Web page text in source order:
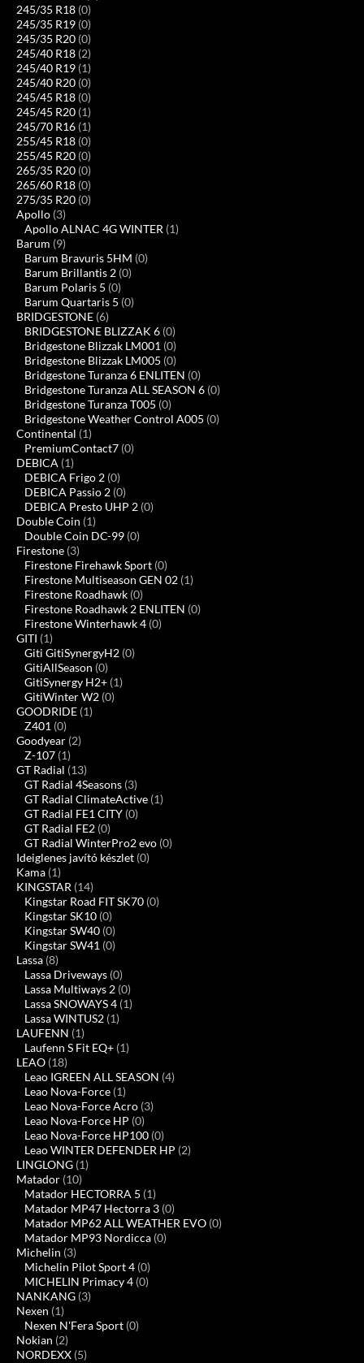
245/35 R18 (0)
245/35 R19 (0)
245/35 R20 (0)
245/40 R18 (2)
245/40 R19 (1)
245/40 R20 (0)
245/45 R18 (0)
245/45 R20 (1)
245/70 R16 (1)
255/45 R18 (0)
255/45 R20 (0)
265/35 R20 (0)
265/60 R18 (0)
275/35 R20 (0)
Apollo (3)
Apollo ALNAC 4G WINTER (1)
Barum (9)
Barum Bravuris 5HM (0)
Barum Brillantis 2 (0)
Barum Polaris 5 (0)
Barum Quartaris 5 (0)
BRIDGESTONE (6)
BRIDGESTONE BLIZZAK 6 (0)
Bridgestone Blizzak LM001 (0)
Bridgestone Blizzak LM005 (0)
Bridgestone Turanza 6 ENLITEN (0)
Bridgestone Turanza ALL SEASON 6 (0)
Bridgestone Turanza T005 (0)
Bridgestone Weather Control A005 (0)
Continental (1)
PremiumContact7 (0)
DEBICA (1)
DEBICA Frigo 2 (0)
DEBICA Passio 2 (0)
DEBICA Presto UHP 2 (0)
Double Coin (1)
Double Coin DC-99 (0)
Firestone (3)
Firestone Firehawk Sport (0)
Firestone Multiseason GEN 02 (1)
Firestone Roadhawk (0)
Firestone Roadhawk 2 ENLITEN (0)
Firestone Winterhawk 4 (0)
GITI (1)
Giti GitiSynergyH2 (0)
GitiAllSeason (0)
GitiSynergy H2+ (1)
GitiWinter W2 (0)
GOODRIDE (1)
Z401 (0)
Goodyear (2)
Z-107 (1)
GT Radial (13)
GT Radial 4Seasons (3)
GT Radial ClimateActive (1)
GT Radial FE1 CITY (0)
GT Radial FE2 (0)
GT Radial WinterPro2 evo (0)
Ideiglenes javító készlet (0)
Kama (1)
KINGSTAR (14)
Kingstar Road FIT SK70 (0)
Kingstar SK10 (0)
Kingstar SW40 (0)
Kingstar SW41 (0)
Lassa (8)
Lassa Driveways (0)
Lassa Multiways 2 (0)
Lassa SNOWAYS 4 (1)
Lassa WINTUS2 (1)
LAUFENN (1)
Laufenn S Fit EQ+ (1)
LEAO (18)
Leao IGREEN ALL SEASON (4)
Leao Nova-Force (1)
Leao Nova-Force Acro (3)
Leao Nova-Force HP (0)
Leao Nova-Force HP100 (0)
Leao WINTER DEFENDER HP (2)
LINGLONG (1)
Matador (10)
Matador HECTORRA 5 (1)
Matador MP47 Hectorra 3 (0)
Matador MP62 ALL WEATHER EVO (0)
Matador MP93 Nordicca (0)
Michelin (3)
Michelin Pilot Sport 4 (0)
MICHELIN Primacy 4 (0)
NANKANG (3)
Nexen (1)
Nexen N'Fera Sport (0)
Nokian (2)
NORDEXX (5)